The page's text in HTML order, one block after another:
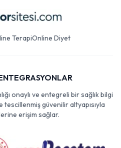
TerapiOnline Diyet
onaylı ve entegreli bir sağlık bilgi
güvenilir altyapısıyla
erişim sağlar.